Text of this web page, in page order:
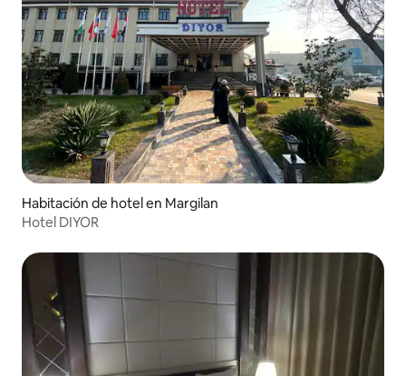
Habitación de hotel en Margilan
Hotel DIYOR